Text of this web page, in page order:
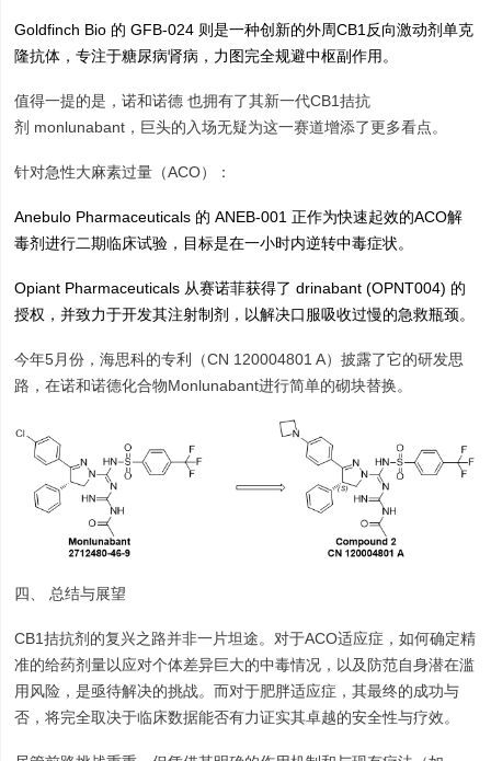
Goldfinch Bio 的 GFB-024 则是一种创新的外周CB1反向激动剂单克
隆抗体，专注于糖尿病肾病，力图完全规避中枢副作用。
值得一提的是，诺和诺德 也拥有了其新一代CB1拮抗
剂 monlunabant，巨头的入场无疑为这一赛道增添了更多看点。
针对急性大麻素过量（ACO）：
Anebulo Pharmaceuticals 的 ANEB-001 正作为快速起效的ACO解
毒剂进行二期临床试验，目标是在一小时内逆转中毒症状。
Opiant Pharmaceuticals 从赛诺菲获得了 drinabant (OPNT004) 的
授权，并致力于开发其注射制剂，以解决口服吸收过慢的急救瓶颈。
今年5月份，海思科的专利（CN 120004801 A）披露了它的研发思
路，在诺和诺德化合物Monlunabant进行简单的砌块替换。
四、 总结与展望
CB1拮抗剂的复兴之路并非一片坦途。对于ACO适应症，如何确定精
准的给药剂量以应对个体差异巨大的中毒情况，以及防范自身潜在滥
用风险，是亟待解决的挑战。而对于肥胖适应症，其最终的成功与
否，将完全取决于临床数据能否有力证实其卓越的安全性与疗效。